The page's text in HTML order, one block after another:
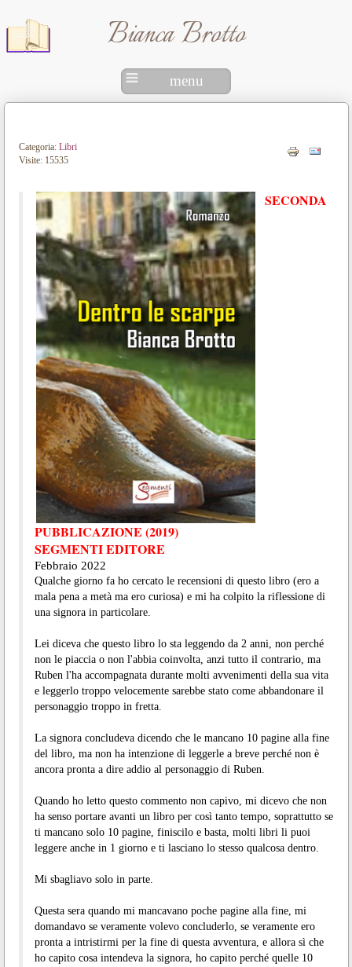
Bianca Brotto
menu
Categoria: Libri
Visite: 15535
SECONDA
PUBBLICAZIONE (2019)
SEGMENTI EDITORE
Febbraio 2022
Qualche giorno fa ho cercato le recensioni di questo libro (ero a
mala pena a metà ma ero curiosa) e mi ha colpito la riflessione di
una signora in particolare.
Lei diceva che questo libro lo sta leggendo da 2 anni, non perché
non le piaccia o non l'abbia coinvolta, anzi tutto il contrario, ma
Ruben l'ha accompagnata durante molti avvenimenti della sua vita
e leggerlo troppo velocemente sarebbe stato come abbandonare il
personaggio troppo in fretta.
La signora concludeva dicendo che le mancano 10 pagine alla fine
del libro, ma non ha intenzione di leggerle a breve perché non è
ancora pronta a dire addio al personaggio di Ruben.
Quando ho letto questo commento non capivo, mi dicevo che non
ha senso portare avanti un libro per così tanto tempo, soprattutto se
ti mancano solo 10 pagine, finiscilo e basta, molti libri li puoi
leggere anche in 1 giorno e ti lasciano lo stesso qualcosa dentro.
Mi sbagliavo solo in parte.
Questa sera quando mi mancavano poche pagine alla fine, mi
domandavo se veramente volevo concluderlo, se veramente ero
pronta a intristirmi per la fine di questa avventura, e allora sì che
ho capito cosa intendeva la signora, ho capito perché quelle 10